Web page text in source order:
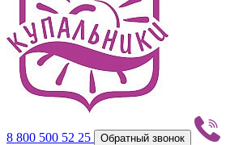
8 800 500 52 25 Обратный звонок